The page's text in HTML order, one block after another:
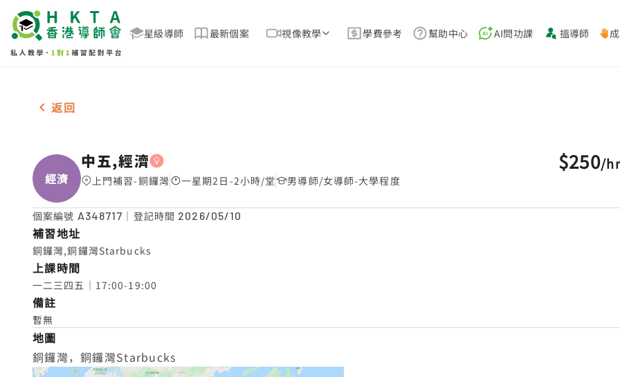
星級導師 最新個案 視像教學 學費參考 幫助中心 AI問功課 搵導師
女-1名 中五,經濟，銅鑼灣 補習推介
返回
經濟
中五,經濟
上門補習-銅鑼灣 一星期2日-2小時/堂 男導師/女導師-大學程度
$250/hr
個案編號 A348717 ｜登記時間 2026/05/10
補習地址
銅鑼灣,銅鑼灣Starbucks
上課時間
一二三四五｜17:00-19:00
備註
暫無
地圖
銅鑼灣，銅鑼灣Starbucks